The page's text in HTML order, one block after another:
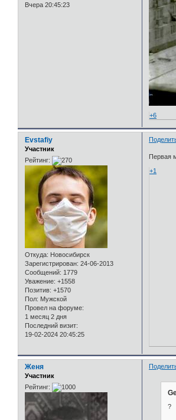
Вчера 20:45:23
+6
Evstafiy
Участник
Рейтинг:
Откуда: Новосибирск
Зарегистрирован: 24-06-2013
Сообщений: 1779
Уважение: +1558
Позитив: +1570
Пол: Мужской
Провел на форуме:
1 месяц 2 дня
Последний визит:
19-02-2024 20:45:25
Первая
+1
Женя
Участник
Рейтинг:
?